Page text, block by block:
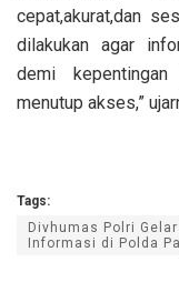
cepat,akurat,dan
dilakukan agar
demi
menutup akses,”
Tags:
Divhumas Polri
Informasi di Polda